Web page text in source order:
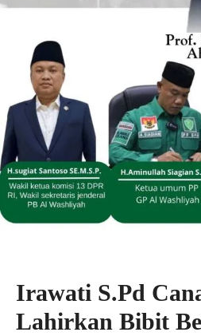
Irawati S.Pd
Lahirkan Bibit